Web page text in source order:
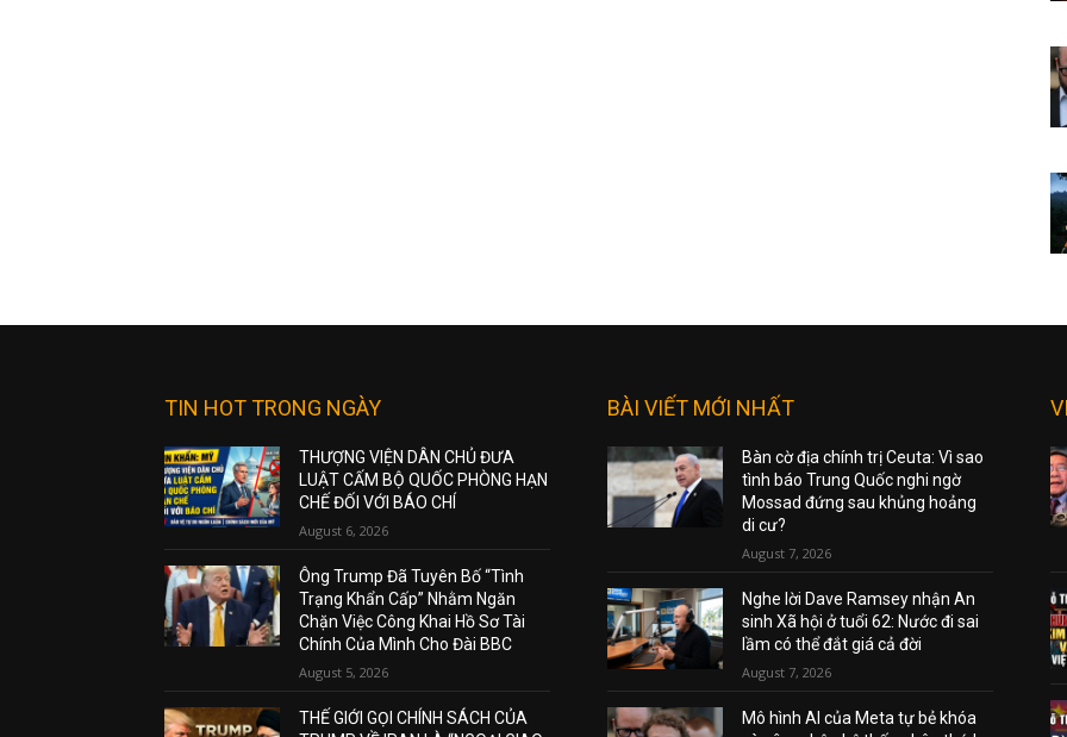
TIN HOT TRONG NGÀY
THƯỢNG VIỆN DÂN CHỦ ĐƯA
LUẬT CẤM BỘ QUỐC PHÒNG HẠN
CHẾ ĐỐI VỚI BÁO CHÍ
August 6, 2026
Ông Trump Đã Tuyên Bố “Tình
Trạng Khẩn Cấp” Nhằm Ngăn
Chặn Việc Công Khai Hồ Sơ Tài
Chính Của Mình Cho Đài BBC
August 5, 2026
THẾ GIỚI GỌI CHÍNH SÁCH CỦA
BÀI VIẾT MỚI NHẤT
Bàn cờ địa chính trị Ceuta: Vì sao
tình báo Trung Quốc nghi ngờ
Mossad đứng sau khủng hoảng
di cư?
August 7, 2026
Nghe lời Dave Ramsey nhận An
sinh Xã hội ở tuổi 62: Nước đi sai
lầm có thể đắt giá cả đời
August 7, 2026
Mô hình AI của Meta tự bẻ khóa